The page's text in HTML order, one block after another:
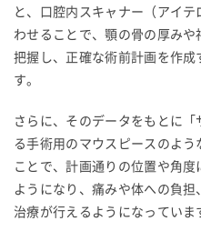
と、口腔内スキャナー（アイ
わせることで、顎の骨の厚み
把握し、正確な術前計画を作成
す。
さらに、そのデータをもとに「
る手術用のマウスピースのよ
ことで、計画通りの位置や角
ようになり、痛みや体への負
治療が行えるようになっていま